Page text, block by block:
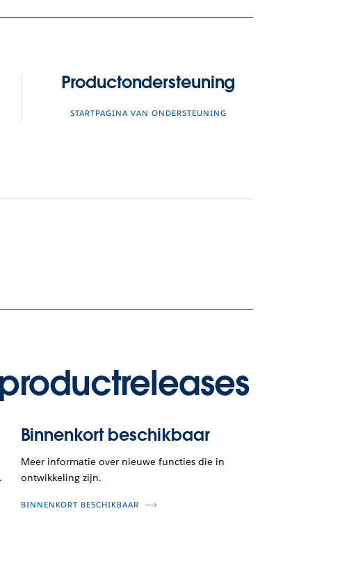
Productondersteuning
STARTPAGINA VAN ONDERSTEUNING
Binnenkort beschikbaar
Meer informatie over nieuwe functies die in
ontwikkeling zijn.
BINNENKORT BESCHIKBAAR